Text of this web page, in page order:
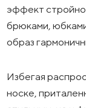
эффект
брюками,
образ
Избегая
носке,